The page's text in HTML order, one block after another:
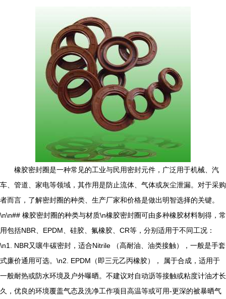
橡胶密封圈是一种常见的工业与民用密封元件，广泛用于机械、汽
车、管道、家电等领域，其作用是防止流体、气体或灰尘泄漏。对于采购
者而言，了解密封圈的种类、生产厂家和价格是做出明智选择的关键。
\n\n## 橡胶密封圈的种类与材质\n橡胶密封圈可由多种橡胶材料制得，常
用包括NBR、EPDM、硅胶、氟橡胶、CR等，分别适用于不同工况：
\n1. NBR又嚷牛碳密封，适合Nitrile （高耐油、油类接触），一般是手套
式廉价通用可选。\n2. EPDM（即三元乙丙橡胶）， 属于合成，适用于
一般耐热或防水环境及户外曝晒。不建议对自动沥等接触或粘度计油才长
久，优良的环境覆盖气态及洗净工作项目高温等或可用-更深的被暴晒气